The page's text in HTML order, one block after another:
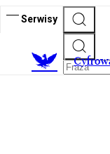
Serwisy
C